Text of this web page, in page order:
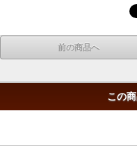
前の商品へ
この